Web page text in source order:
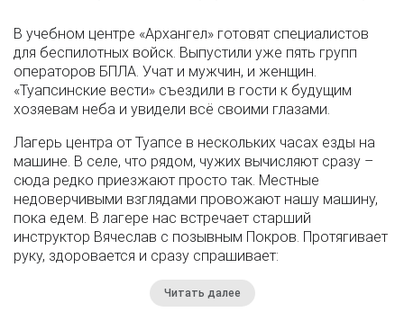
В учебном центре «Архангел» готовят специалистов
для беспилотных войск. Выпустили уже пять групп
операторов БПЛА. Учат и мужчин, и женщин.
«Туапсинские вести» съездили в гости к будущим
хозяевам неба и увидели всё своими глазами.
Лагерь центра от Туапсе в нескольких часах езды на
машине. В селе, что рядом, чужих вычисляют сразу –
сюда редко приезжают просто так. Местные
недоверчивыми взглядами провожают нашу машину,
пока едем. В лагере нас встречает старший
инструктор Вячеслав с позывным Покров. Протягивает
руку, здоровается и сразу спрашивает:
Читать далее